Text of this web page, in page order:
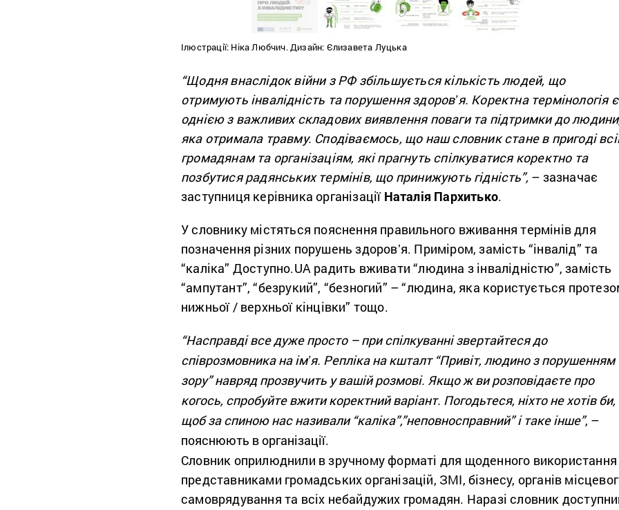
Ілюстрації: Ніка Любчич. Дизайн: Єлизавета Луцька
“Щодня внаслідок війни з РФ збільшується кількість людей, що
отримують інвалідність та порушення здоровʼя. Коректна термінологія є
однією з важливих складових виявлення поваги та підтримки до
яка отримала травму. Сподіваємось, що наш словник стане в пригоді
громадянам та організаціям, які прагнуть спілкуватися коректно та
позбутися радянських термінів, що принижують гідність”, – зазначає
заступниця керівника організації Наталія Пархитько.
У словнику містяться пояснення правильного вживання термінів для
позначення різних порушень здоровʼя. Приміром, замість “інвалід” та
“каліка” Доступно.UA радить вживати “людина з інвалідністю”, замість
“ампутант”, “безрукий”, “безногий” – “людина, яка користується
нижньої / верхньої кінцівки” тощо.
“Насправді все дуже просто – при спілкуванні звертайтеся до
співрозмовника на імʼя. Репліка на кшталт “Привіт, людино з порушенням
зору” навряд прозвучить у вашій розмові. Якщо ж ви розповідаєте про
когось, спробуйте вжити коректний варіант. Погодьтеся, ніхто не хотів би,
щоб за спиною нас називали “каліка”,”неповносправний” і таке інше”, –
пояснюють в організації.
Словник оприлюднили в зручному форматі для щоденного використання
представниками громадських організацій, ЗМІ, бізнесу, органів
самоврядування та всіх небайдужих громадян. Наразі словник